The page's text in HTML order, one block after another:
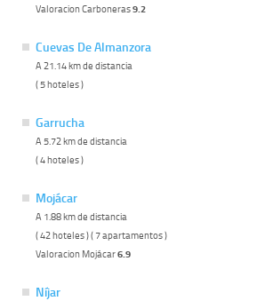
Valoracion Carboneras9.2
Cuevas De Almanzora
A 21.14 km de distancia
( 5 hoteles )
Garrucha
A 5.72 km de distancia
( 4 hoteles )
Mojácar
A 1.88 km de distancia
( 42 hoteles ) ( 7 apartamentos )
Valoracion Mojácar6.9
Níjar